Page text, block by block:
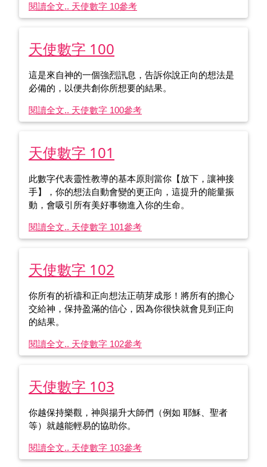
閱讀全文.. 天使數字 10參考
天使數字 100
這是來自神的一個強烈訊息，告訴你說正向的想法是
必備的，以便共創你所想要的結果。
閱讀全文.. 天使數字 100參考
天使數字 101
此數字代表靈性教導的基本原則當你【放下，讓神接
手】，你的想法自動會變的更正向，這提升的能量振
動，會吸引所有美好事物進入你的生命。
閱讀全文.. 天使數字 101參考
天使數字 102
你所有的祈禱和正向想法正萌芽成形！將所有的擔心
交給神，保持盈滿的信心，因為你很快就會見到正向
的結果。
閱讀全文.. 天使數字 102參考
天使數字 103
你越保持樂觀，神與揚升大師們（例如 耶穌、聖者
等）就越能輕易的協助你。
閱讀全文.. 天使數字 103參考